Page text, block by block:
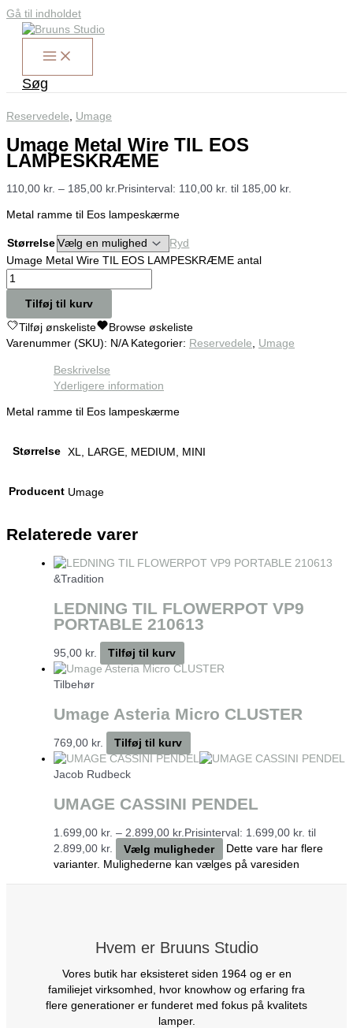
Gå til indholdet
Søg
Reservedele, Umage
Umage Metal Wire TIL EOS
LAMPESKRÆME
110,00 kr. – 185,00 kr. Prisinterval: 110,00 kr. til 185,00 kr.
Metal ramme til Eos lampeskærme
Størrelse
Ryd
Umage Metal Wire TIL EOS LAMPESKRÆME antal
Tilføj til kurv
Tilføj ønskeliste Browse øskeliste
Varenummer (SKU): N/A Kategorier: Reservedele, Umage
Beskrivelse
Yderligere information
Metal ramme til Eos lampeskærme
Størrelse XL, LARGE, MEDIUM, MINI
Producent Umage
Relaterede varer
&Tradition
LEDNING TIL FLOWERPOT VP9
PORTABLE 210613
95,00 kr. Tilføj til kurv
Tilbehør
Umage Asteria Micro CLUSTER
769,00 kr. Tilføj til kurv
Jacob Rudbeck
UMAGE CASSINI PENDEL
1.699,00 kr. – 2.899,00 kr. Prisinterval: 1.699,00 kr. til
2.899,00 kr.
Vælg muligheder
Dette vare har flere
varianter. Mulighederne kan vælges på varesiden
Hvem er Bruuns Studio
Vores butik har eksisteret siden 1964 og er en
familiejet virksomhed, hvor knowhow og erfaring fra
flere generationer er funderet med fokus på kvalitets
lamper.